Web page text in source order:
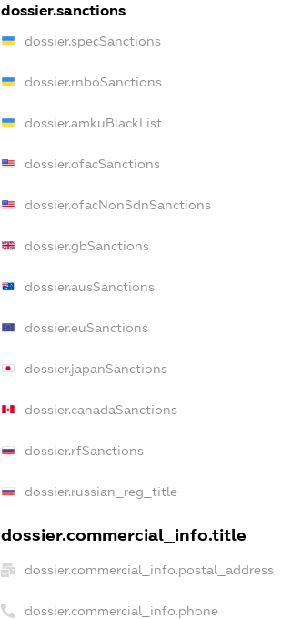
dossier.sanctions
dossier.specSanctions
dossier.rnboSanctions
dossier.amkuBlackList
dossier.ofacSanctions
dossier.ofacNonSdnSanctions
dossier.gbSanctions
dossier.ausSanctions
dossier.euSanctions
dossier.japanSanctions
dossier.canadaSanctions
dossier.rfSanctions
dossier.russian_reg_title
dossier.commercial_info.title
dossier.commercial_info.postal_address
dossier.commercial_info.phone